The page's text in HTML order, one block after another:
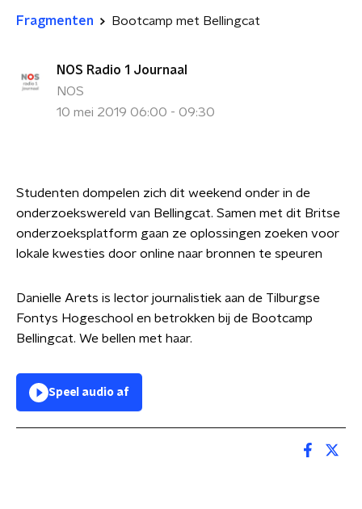
Fragmenten Bootcamp met Bellingcat
NOS Radio 1 Journaal
NOS
10 mei 2019 06:00 - 09:30
Studenten dompelen zich dit weekend onder in de
onderzoekswereld van Bellingcat. Samen met dit Britse
onderzoeksplatform gaan ze oplossingen zoeken voor
lokale kwesties door online naar bronnen te speuren
Danielle Arets is lector journalistiek aan de Tilburgse
Fontys Hogeschool en betrokken bij de Bootcamp
Bellingcat. We bellen met haar.
Speel audio af